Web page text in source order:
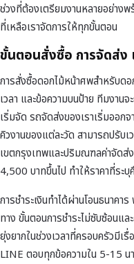
ช่วงที่ต้องเตรียมงานหลายอย่าง
ที่เหลือเราจัดการให้ทุกขั้นตอน
ขั้นตอนสั่งซื้อ การจัดส่ง
การสั่งซื้อดอกไม้หน้าศพสำหรับด
เวลา และข้อความบนป้าย ทีมงาน
เริ่มจัด รถจัดส่งของเราเริ่มออก
คิวงานของแต่ละวัด สามารถปรับ
เขตกรุงเทพและปริมณฑลค่าจัดส่
4,500 บาทขึ้นไป ทำให้ราคาที่ระ
การชำระเงินทำได้ผ่านโอนธนาค
ทาง ขั้นตอนการชำระไม่ซับซ้อนแ
ยุ่งยากในช่วงเวลาที่ครอบครัวมี
LINE ตอบทุกข้อความใน 5-15 น